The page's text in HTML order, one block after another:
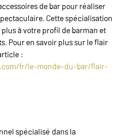
de bar pour réaliser
Cette spécialisation
à votre profil de barman et
Pour en savoir plus sur le flair
:
fr/le-monde-du-bar/flair-
spécialisé dans la